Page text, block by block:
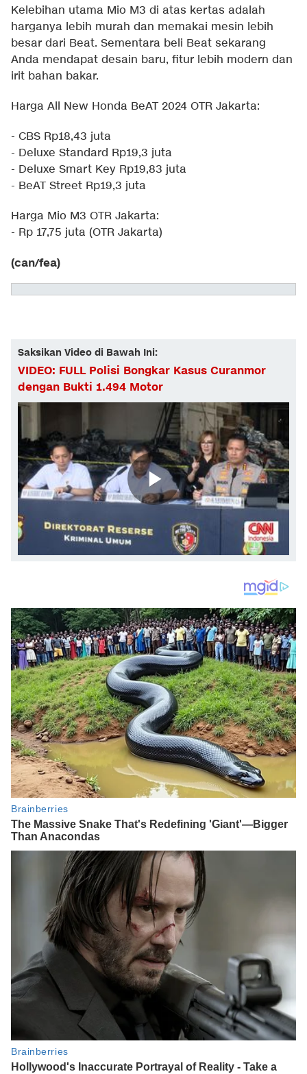
Kelebihan utama Mio M3 di atas kertas adalah
harganya lebih murah dan memakai mesin lebih
besar dari Beat. Sementara beli Beat sekarang
Anda mendapat desain baru, fitur lebih modern dan
irit bahan bakar.
Harga All New Honda BeAT 2024 OTR Jakarta:
- CBS Rp18,43 juta
- Deluxe Standard Rp19,3 juta
- Deluxe Smart Key Rp19,83 juta
- BeAT Street Rp19,3 juta
Harga Mio M3 OTR Jakarta:
- Rp 17,75 juta (OTR Jakarta)
(can/fea)
Saksikan Video di Bawah Ini:
VIDEO: FULL Polisi Bongkar Kasus Curanmor
dengan Bukti 1.494 Motor